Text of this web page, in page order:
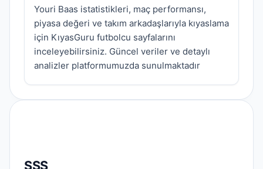
Youri Baas istatistikleri, maç performansı,
piyasa değeri ve takım arkadaşlarıyla kıyaslama
için KıyasGuru futbolcu sayfalarını
inceleyebilirsiniz. Güncel veriler ve detaylı
analizler platformumuzda sunulmaktadır
SSS